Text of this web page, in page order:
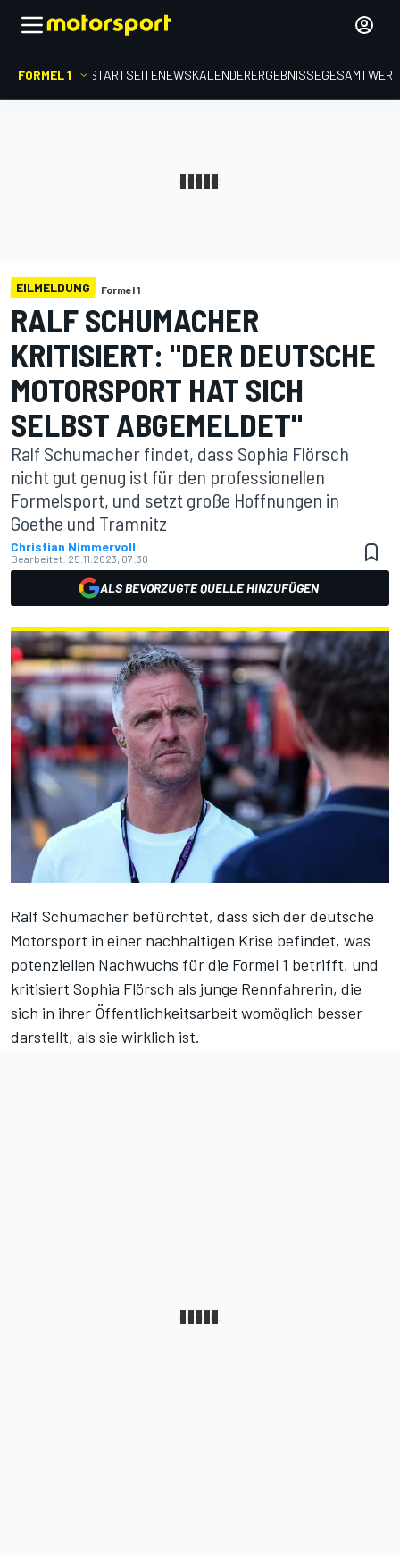
FORMEL 1 STARTSEITENEWSKALENDERERGEBNISSE
EILMELDUNG Formel 1
RALF SCHUMACHER
KRITISIERT: "DER DEUTSCHE
MOTORSPORT HAT SICH
SELBST ABGEMELDET"
Ralf Schumacher findet, dass Sophia Flörsch
nicht gut genug ist für den professionellen
Formelsport, und setzt große Hoffnungen in
Goethe und Tramnitz
Christian Nimmervoll
Bearbeitet: 25.11.2023, 07:30
ALS BEVORZUGTE QUELLE HINZUFÜGEN
Ralf Schumacher befürchtet, dass sich der deutsche
Motorsport in einer nachhaltigen Krise befindet, was
potenziellen Nachwuchs für die Formel 1 betrifft, und
kritisiert Sophia Flörsch als junge Rennfahrerin, die
sich in ihrer Öffentlichkeitsarbeit womöglich besser
darstellt, als sie wirklich ist.